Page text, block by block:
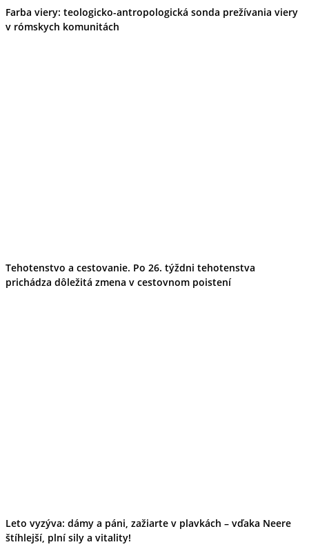
Farba viery: teologicko-antropologická sonda prežívania viery
v rómskych komunitách
Tehotenstvo a cestovanie. Po 26. týždni tehotenstva
prichádza dôležitá zmena v cestovnom poistení
Leto vyzýva: dámy a páni, zažiarte v plavkách – vďaka Neere
štíhlejší, plní sily a vitality!